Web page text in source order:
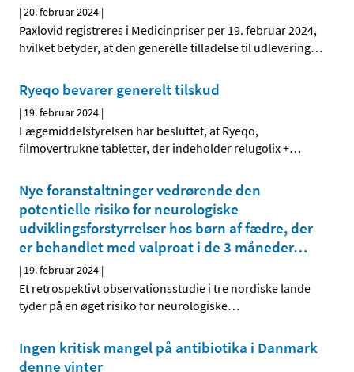
|20. februar 2024 |
Paxlovid registreres i Medicinpriser per 19. februar 2024,
hvilket betyder, at den generelle tilladelse til udlevering…
Ryeqo bevarer generelt tilskud
| 19. februar 2024 |
Lægemiddelstyrelsen har besluttet, at Ryeqo,
filmovertrukne tabletter, der indeholder relugolix +…
Nye foranstaltninger vedrørende den
potentielle risiko for neurologiske
udviklingsforstyrrelser hos børn af fædre, der
er behandlet med valproat i de 3 måneder…
| 19. februar 2024 |
Et retrospektivt observationsstudie i tre nordiske lande
tyder på en øget risiko for neurologiske…
Ingen kritisk mangel på antibiotika i Danmark
denne vinter